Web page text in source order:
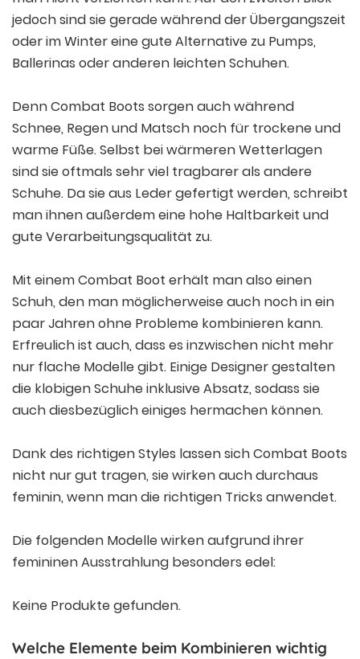
jedoch sind sie gerade während der Übergangszeit
oder im Winter eine gute Alternative zu Pumps,
Ballerinas oder anderen leichten Schuhen.
Denn Combat Boots sorgen auch während
Schnee, Regen und Matsch noch für trockene und
warme Füße. Selbst bei wärmeren Wetterlagen
sind sie oftmals sehr viel tragbarer als andere
Schuhe. Da sie aus Leder gefertigt werden, schreibt
man ihnen außerdem eine hohe Haltbarkeit und
gute Verarbeitungsqualität zu.
Mit einem Combat Boot erhält man also einen
Schuh, den man möglicherweise auch noch in ein
paar Jahren ohne Probleme kombinieren kann.
Erfreulich ist auch, dass es inzwischen nicht mehr
nur flache Modelle gibt. Einige Designer gestalten
die klobigen Schuhe inklusive Absatz, sodass sie
auch diesbezüglich einiges hermachen können.
Dank des richtigen Styles lassen sich Combat Boots
nicht nur gut tragen, sie wirken auch durchaus
feminin, wenn man die richtigen Tricks anwendet.
Die folgenden Modelle wirken aufgrund ihrer
femininen Ausstrahlung besonders edel:
Keine Produkte gefunden.
Welche Elemente beim Kombinieren wichtig